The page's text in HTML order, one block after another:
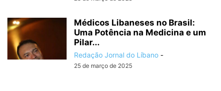
Médicos Libaneses no Brasil:
Uma Potência na Medicina e um
Pilar...
Redação Jornal do Líbano -
25 de março de 2025